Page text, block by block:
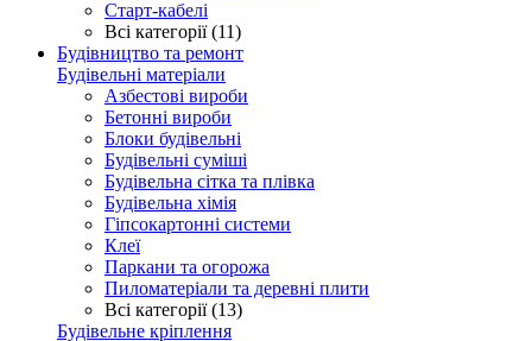
Старт-кабелі
Всі категорії (11)
Будівництво та ремонт
Будівельні матеріали
Азбестові вироби
Бетонні вироби
Блоки будівельні
Будівельні суміші
Будівельна сітка та плівка
Будівельна хімія
Гіпсокартонні системи
Клеї
Паркани та огорожа
Пиломатеріали та деревні плити
Всі категорії (13)
Будівельне кріплення